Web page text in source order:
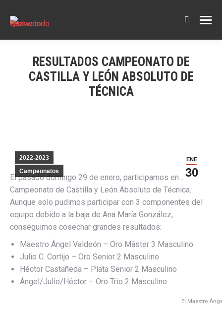
Buscar:
RESULTADOS CAMPEONATO DE
CASTILLA Y LEÓN ABSOLUTO DE
TÉCNICA
ENE
30
2022-2023
Campeonatos
El pasado domingo 29 de enero, participamos en el
Campeonato de Castilla y León Absoluto de Técnica.
Aunque solo pudimos participar con 3 componentes del
equipo debido a la baja de Ana María González,
conseguimos cosechar grandes resultados:
Maestro Ángel Valdeón – Oro Máster 3 Masculino
Julio C. Cortijo – Oro Senior 2 Masculino
Héctor Castañeda – Plata Senior 2 Masculino
Ángel/Julio/Héctor – Oro Trio 2 Masculino
El Maestro